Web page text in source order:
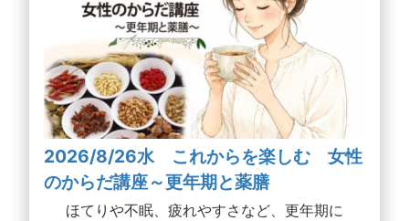
2026/8/26水 これからを楽しむ 女性
のからだ講座～更年期と薬膳
ほてりや不眠、疲れやすさなど、更年期に